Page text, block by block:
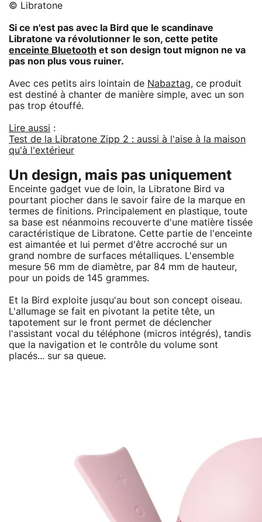
© Libratone
Si ce n'est pas avec la Bird que le scandinave
Libratone va révolutionner le son, cette petite
enceinte Bluetooth et son design tout mignon ne va
pas non plus vous ruiner.
Avec ces petits airs lointain de Nabaztag, ce produit
est destiné à chanter de manière simple, avec un son
pas trop étouffé.
Lire aussi :
Test de la Libratone Zipp 2 : aussi à l'aise à la maison
qu'à l'extérieur
Un design, mais pas uniquement
Enceinte gadget vue de loin, la Libratone Bird va
pourtant piocher dans le savoir faire de la marque en
termes de finitions. Principalement en plastique, toute
sa base est néanmoins recouverte d'une matière tissée
caractéristique de Libratone. Cette partie de l'enceinte
est aimantée et lui permet d'être accroché sur un
grand nombre de surfaces métalliques. L'ensemble
mesure 56 mm de diamètre, par 84 mm de hauteur,
pour un poids de 145 grammes.
Et la Bird exploite jusqu'au bout son concept oiseau.
L'allumage se fait en pivotant la petite tête, un
tapotement sur le front permet de déclencher
l'assistant vocal du téléphone (micros intégrés), tandis
que la navigation et le contrôle du volume sont
placés... sur sa queue.